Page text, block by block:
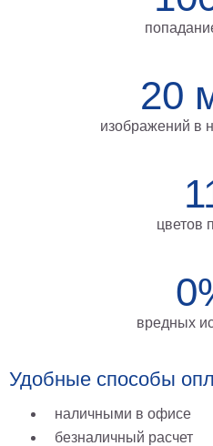
20
изображений в
цветов
вредных
Удобные способы
наличными в офисе
безналичный расчет